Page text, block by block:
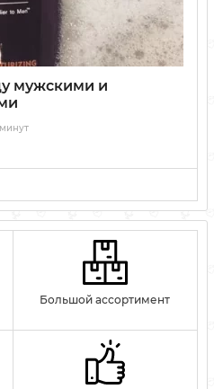
мужскими и
Большой ассортимент